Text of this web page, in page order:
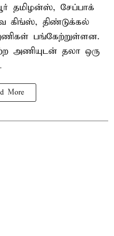
தமிழன்ஸ், சேப்பாக்
கிங்ஸ், திண்டுக்கல்
பங்கேற்றுள்ளன.
அணியுடன் தலா ஒரு
More